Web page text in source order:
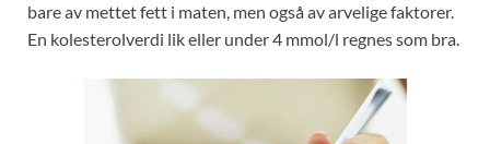
bare av mettet fett i maten, men også av arvelige faktorer.
En kolesterolverdi lik eller under 4 mmol/l regnes som bra.